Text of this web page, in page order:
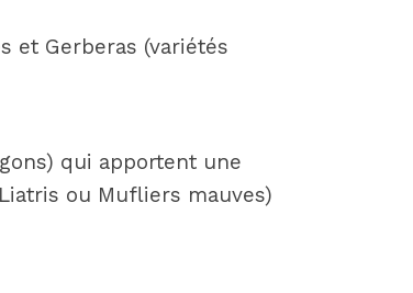
et Gerberas (variétés
qui apportent une
ou Mufliers mauves)